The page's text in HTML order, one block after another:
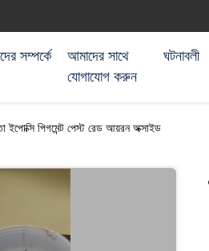
সম্পর্কে
আমাদের সাথে
যোগাযোগ করুন
ঘটনাবলী
ইপোক্সি পিগমেন্ট পেস্ট রেড আয়রন অক্সাইড